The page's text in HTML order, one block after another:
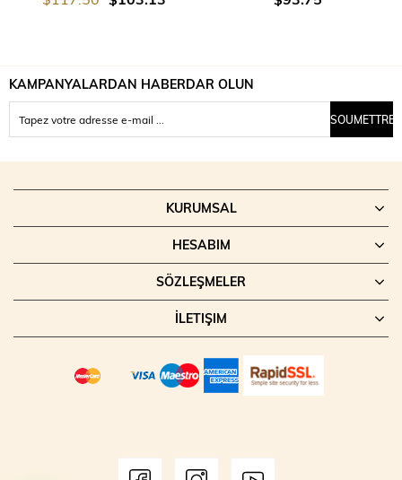
KAMPANYALARDAN HABERDAR OLUN
SOUMETTRE
KURUMSAL
HESABIM
SÖZLEŞMELER
İLETIŞIM